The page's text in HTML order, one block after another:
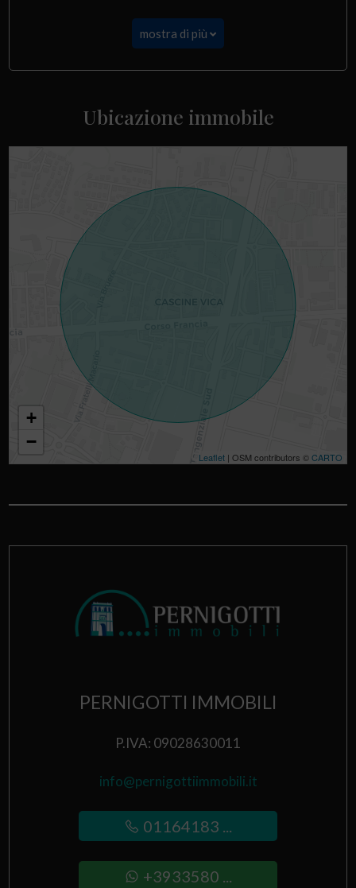
mostra di più
Ubicazione immobile
+
−
Leaflet| OSM contributors ©CARTO
PERNIGOTTI IMMOBILI
P.IVA: 09028630011
info@pernigottiimmobili.it
01164183 ...
+3933580 ...